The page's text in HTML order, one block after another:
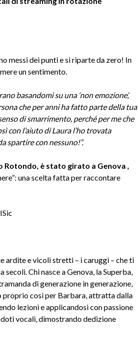
messi dei punti e si riparte da zero! In
un sentimento.
basandomi su una ‘non emozione’,
che per anni ha fatto parte della tua
di smarrimento, perché per me che
con l’aiuto di Laura l’ho trovata
spartire con nessuno!”.
Rotondo, è stato girato a Genova ,
una scelta fatta per raccontare
ardite e vicoli stretti – i caruggi – che ti
Chi nasce a Genova, la Superba,
di generazione in generazione,
proprio così per Barbara, attratta dalla
lezioni e applicandosi con passione
vocali, dimostrando dedizione